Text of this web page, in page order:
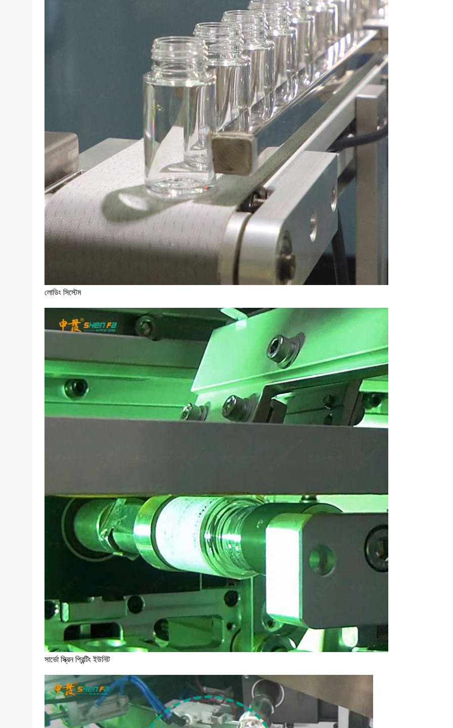
লোডিং সিস্টেম
সার্ভো স্ক্রিন প্রিন্টিং ইউনিট